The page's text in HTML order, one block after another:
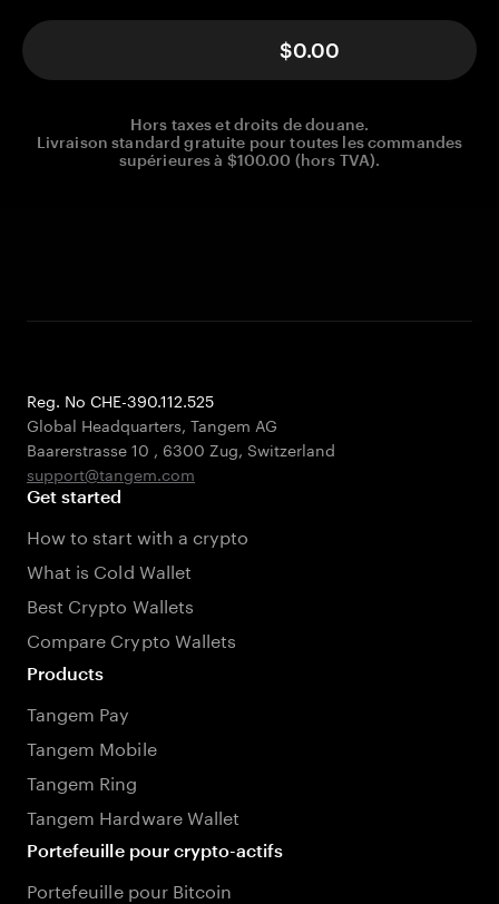
$0.00
Hors taxes et droits de douane.
Livraison standard gratuite pour toutes les commandes
supérieures à $100.00 (hors TVA).
Reg. No CHE-390.112.525
Global Headquarters, Tangem AG
Baarerstrasse 10 , 6300 Zug, Switzerland
support@tangem.com
Get started
How to start with a crypto
What is Cold Wallet
Best Crypto Wallets
Compare Crypto Wallets
Products
Tangem Pay
Tangem Mobile
Tangem Ring
Tangem Hardware Wallet
Portefeuille pour crypto-actifs
Portefeuille pour Bitcoin